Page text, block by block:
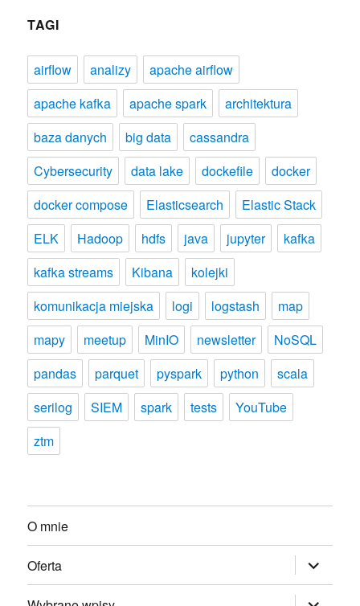
TAGI
airflow analizy
apache airflow
apache kafka
apache spark
architektura
baza danych
big data
cassandra
Cybersecurity
data lake dockefile
docker
docker compose
Elasticsearch
Elastic Stack
ELK
Hadoop hdfs java jupyter
kafka
kafka streams
Kibana
kolejki
komunikacja miejska
logi logstash
map
mapy
meetup MinIO newsletter
NoSQL
pandas
parquet pyspark python
scala
serilog
SIEM spark tests
YouTube
ztm
O mnie
Oferta rozwiń
menu
potomne
rozwiń